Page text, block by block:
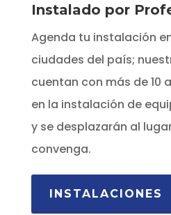
Instalado por
Agenda tu instalación
ciudades del país;
cuentan con más de 10
en la instalación de
y se desplazarán al
convenga.
INSTALACIONES